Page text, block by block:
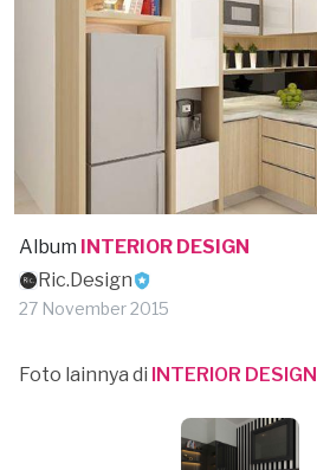
Album INTERIOR DESIGN
Ric.Design
27 November 2015
Foto lainnya di INTERIOR DESIGN